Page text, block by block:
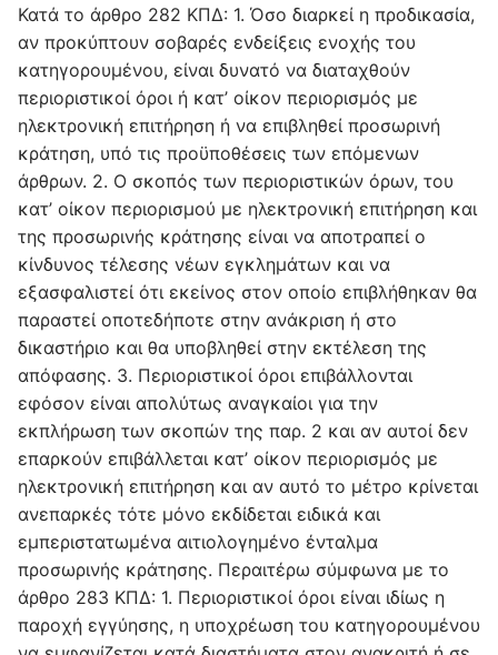
Κατά το άρθρο 282 ΚΠΔ: 1. Όσο διαρκεί η προδικασία,
αν προκύπτουν σοβαρές ενδείξεις ενοχής του
κατηγορουμένου, είναι δυνατό να διαταχθούν
περιοριστικοί όροι ή κατ’ οίκον περιορισμός με
ηλεκτρονική επιτήρηση ή να επιβληθεί προσωρινή
κράτηση, υπό τις προϋποθέσεις των επόμενων
άρθρων. 2. Ο σκοπός των περιοριστικών όρων, του
κατ’ οίκον περιορισμού με ηλεκτρονική επιτήρηση και
της προσωρινής κράτησης είναι να αποτραπεί ο
κίνδυνος τέλεσης νέων εγκλημάτων και να
εξασφαλιστεί ότι εκείνος στον οποίο επιβλήθηκαν θα
παραστεί οποτεδήποτε στην ανάκριση ή στο
δικαστήριο και θα υποβληθεί στην εκτέλεση της
απόφασης. 3. Περιοριστικοί όροι επιβάλλονται
εφόσον είναι απολύτως αναγκαίοι για την
εκπλήρωση των σκοπών της παρ. 2 και αν αυτοί δεν
επαρκούν επιβάλλεται κατ’ οίκον περιορισμός με
ηλεκτρονική επιτήρηση και αν αυτό το μέτρο κρίνεται
ανεπαρκές τότε μόνο εκδίδεται ειδικά και
εμπεριστατωμένα αιτιολογημένο ένταλμα
προσωρινής κράτησης. Περαιτέρω σύμφωνα με το
άρθρο 283 ΚΠΔ: 1. Περιοριστικοί όροι είναι ιδίως η
παροχή εγγύησης, η υποχρέωση του κατηγορουμένου